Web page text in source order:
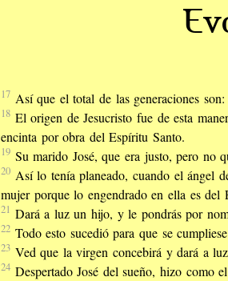
17 Así que el total de las generaciones
18 El origen de Jesucristo fue de esta
encinta por obra del Espíritu Santo.
19 Su marido José, que era justo, pero no
20 Así lo tenía planeado, cuando el ángel
mujer porque lo engendrado en ella es del
21 Dará a luz un hijo, y le pondrás por
22 Todo esto sucedió para que se
23 Ved que la virgen concebirá y dará a
24 Despertado José del sueño, hizo como